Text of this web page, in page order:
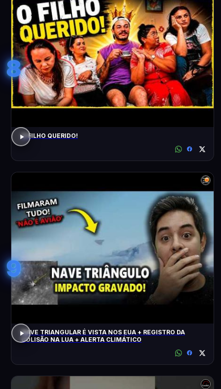
8
O FILHO QUERIDO!
9
NAVE TRIANGULAR É VISTA NOS EUA + REGISTRO DA
COLISÃO NA LUA + ALERTA CLIMÁTICO